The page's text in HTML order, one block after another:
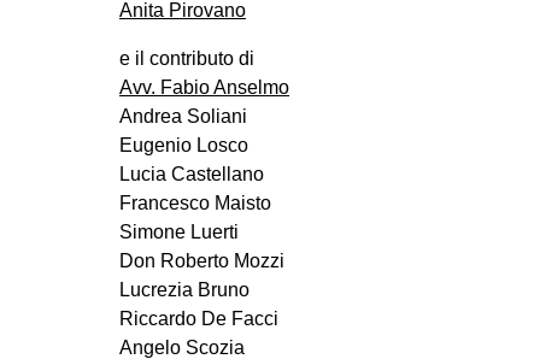
Anita Pirovano
e il contributo di
Avv. Fabio Anselmo
Andrea Soliani
Eugenio Losco
Lucia Castellano
Francesco Maisto
Simone Luerti
Don Roberto Mozzi
Lucrezia Bruno
Riccardo De Facci
Angelo Scozia